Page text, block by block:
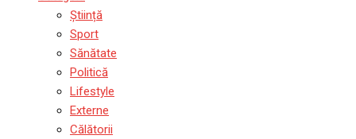
Știință
Sport
Sănătate
Politică
Lifestyle
Externe
Călătorii